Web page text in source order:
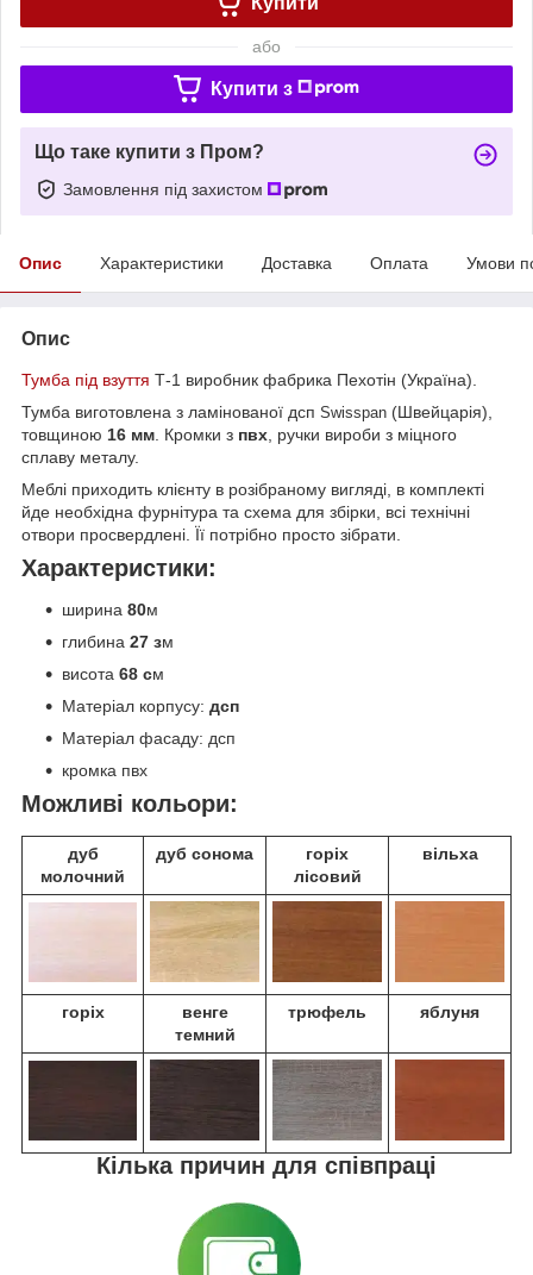
або
Купити з
Що таке купити з Пром?
Замовлення під захистом
Опис Характеристики Доставка Оплата Умови
Опис
Тумба під взуття Т-1 виробник фабрика Пехотін (Україна).
Тумба виготовлена з ламінованої дсп Swisspan (Швейцарія),
товщиною 16 мм . Кромки з пвх , ручки вироби з міцного
сплаву металу.
Меблі приходить клієнту в розібраному вигляді, в комплекті
йде необхідна фурнітура та схема для збірки, всі технічні
отвори просвердлені. Її потрібно просто зібрати.
Характеристики:
ширина 80м
глибина 27 зм
висота 68 см
Матеріал корпусу: дсп
Матеріал фасаду: дсп
кромка пвх
Можливі кольори:
дуб
молочний
дуб сонома
горіх
лісовий
вільха
горіх
венге
темний
трюфель яблуня
Кілька причин для співпраці